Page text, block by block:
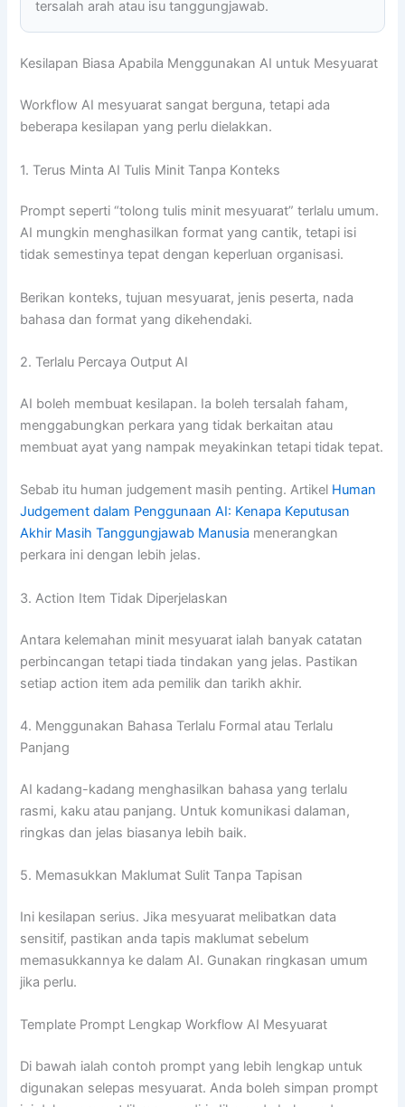
tersalah arah atau isu tanggungjawab.
Kesilapan Biasa Apabila Menggunakan AI untuk Mesyuarat
Workflow AI mesyuarat sangat berguna, tetapi ada
beberapa kesilapan yang perlu dielakkan.
1. Terus Minta AI Tulis Minit Tanpa Konteks
Prompt seperti “tolong tulis minit mesyuarat” terlalu umum.
AI mungkin menghasilkan format yang cantik, tetapi isi
tidak semestinya tepat dengan keperluan organisasi.
Berikan konteks, tujuan mesyuarat, jenis peserta, nada
bahasa dan format yang dikehendaki.
2. Terlalu Percaya Output AI
AI boleh membuat kesilapan. Ia boleh tersalah faham,
menggabungkan perkara yang tidak berkaitan atau
membuat ayat yang nampak meyakinkan tetapi tidak tepat.
Sebab itu human judgement masih penting. Artikel Human
Judgement dalam Penggunaan AI: Kenapa Keputusan
Akhir Masih Tanggungjawab Manusia menerangkan
perkara ini dengan lebih jelas.
3. Action Item Tidak Diperjelaskan
Antara kelemahan minit mesyuarat ialah banyak catatan
perbincangan tetapi tiada tindakan yang jelas. Pastikan
setiap action item ada pemilik dan tarikh akhir.
4. Menggunakan Bahasa Terlalu Formal atau Terlalu
Panjang
AI kadang-kadang menghasilkan bahasa yang terlalu
rasmi, kaku atau panjang. Untuk komunikasi dalaman,
ringkas dan jelas biasanya lebih baik.
5. Memasukkan Maklumat Sulit Tanpa Tapisan
Ini kesilapan serius. Jika mesyuarat melibatkan data
sensitif, pastikan anda tapis maklumat sebelum
memasukkannya ke dalam AI. Gunakan ringkasan umum
jika perlu.
Template Prompt Lengkap Workflow AI Mesyuarat
Di bawah ialah contoh prompt yang lebih lengkap untuk
digunakan selepas mesyuarat. Anda boleh simpan prompt